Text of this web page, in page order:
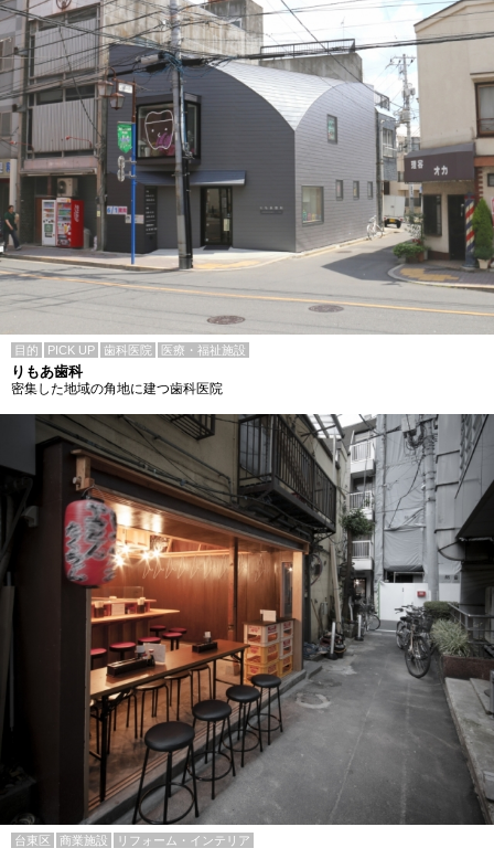
目的 PICK UP 歯科医院 医療・福祉施設
りもあ歯科
密集した地域の角地に建つ歯科医院
台東区 商業施設 リフォーム・インテリア